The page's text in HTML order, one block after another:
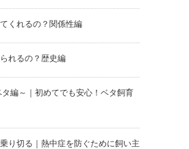
くれるの？関係性編
れるの？歴史編
編～｜初めてでも安心！ベタ飼育
り切る｜熱中症を防ぐために飼い主